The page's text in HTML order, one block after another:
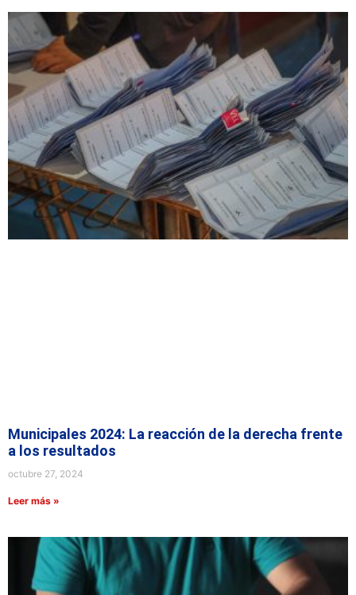
Municipales 2024: La reacción de la derecha frente
a los resultados
octubre 27, 2024
Leer más »